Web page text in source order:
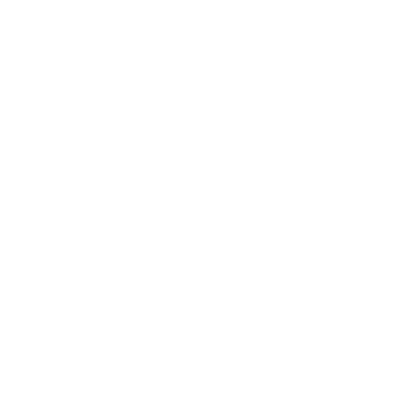
um bairro que só cresce e valoriza a cada dia.